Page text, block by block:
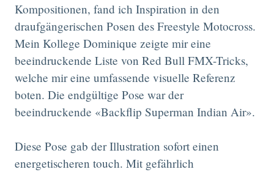
Kompositionen, fand ich Inspiration in den
draufgängerischen Posen des Freestyle Motocross.
Mein Kollege Dominique zeigte mir eine
beeindruckende Liste von Red Bull FMX-Tricks,
welche mir eine umfassende visuelle Referenz
boten. Die endgültige Pose war der
beeindruckende «Backflip Superman Indian Air».
Diese Pose gab der Illustration sofort einen
energetischeren touch. Mit gefährlich